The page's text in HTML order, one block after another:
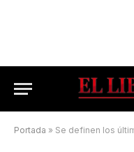
Portada » Se definen los